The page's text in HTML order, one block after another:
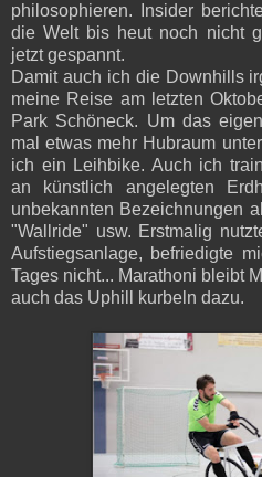
philosophieren. Insider
die Welt bis heut noch nicht
jetzt gespannt.
Damit auch ich die Downhills
meine Reise am letzten
Park Schöneck. Um das
mal etwas mehr Hubraum
ich ein Leihbike. Auch ich
an künstlich angelegten
unbekannten Bezeichnungen
"Wallride" usw. Erstmalig
Aufstiegsanlage, befriedigte
Tages nicht... Marathoni bleibt
auch das Uphill kurbeln dazu.